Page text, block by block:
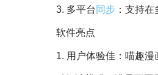
3. 多平台 同步 ：支持
软件亮点
1. 用户体验佳：喵趣